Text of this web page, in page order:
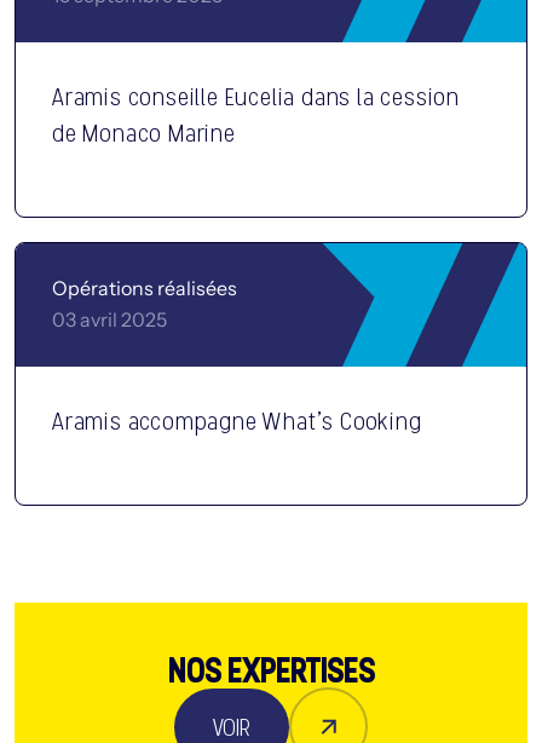
Aramis conseille Eucelia dans la cession
de Monaco Marine
Opérations réalisées
03 avril 2025
Aramis accompagne What’s Cooking
NOS EXPERTISES
VOIR